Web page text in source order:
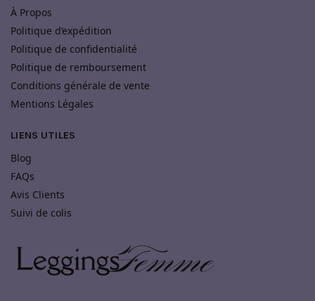
À Propos
Politique d’expédition
Politique de confidentialité
Politique de remboursement
Conditions générale de vente
Mentions Légales
LIENS UTILES
Blog
FAQs
Avis Clients
Suivi de colis